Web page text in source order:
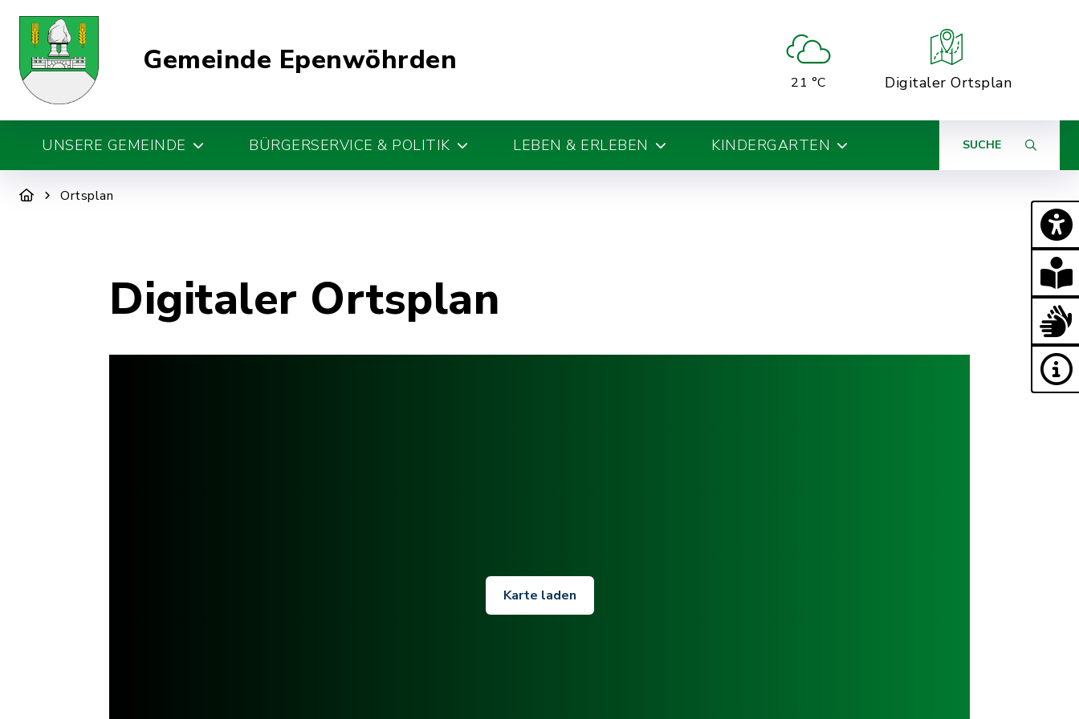
Gemeinde Epenwöhrden
21 °C Digitaler Ortsplan
UNSERE GEMEINDE BÜRGERSERVICE & POLITIK LEBEN & ERLEBEN KINDERGARTEN SUCHE
Ortsplan
Digitaler Ortsplan
Karte laden